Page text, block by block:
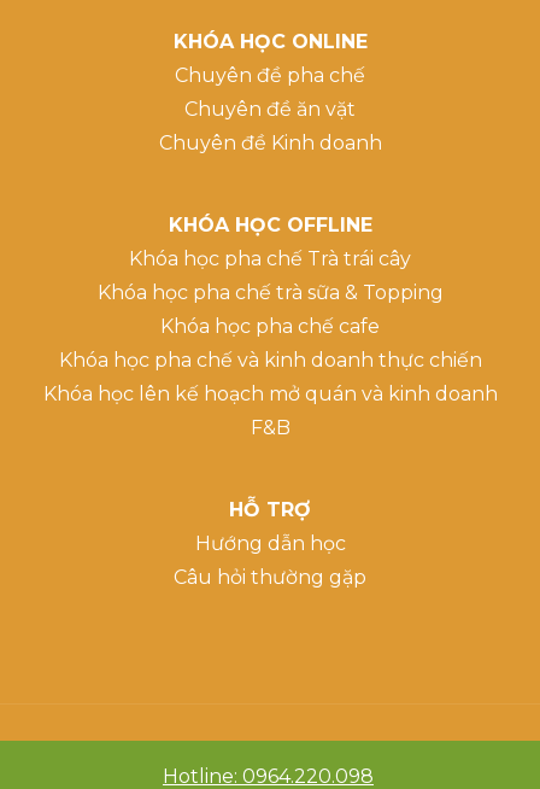
KHÓA HỌC ONLINE
Chuyên đề pha chế
Chuyên đề ăn vặt
Chuyên đề Kinh doanh
KHÓA HỌC OFFLINE
Khóa học pha chế Trà trái cây
Khóa học pha chế trà sữa & Topping
Khóa học pha chế cafe
Khóa học pha chế và kinh doanh thực chiến
Khóa học lên kế hoạch mở quán và kinh doanh
F&B
HỖ TRỢ
Hướng dẫn học
Câu hỏi thường gặp
Hotline: 0964.220.098